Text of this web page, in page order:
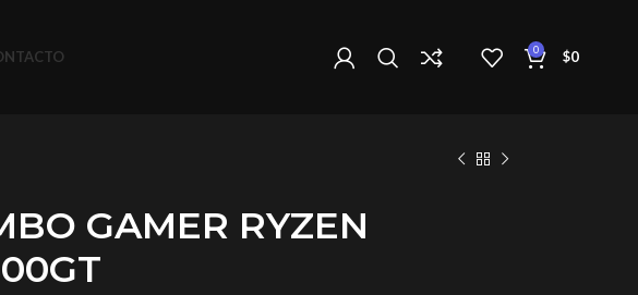
0 $0
GAMER RYZEN